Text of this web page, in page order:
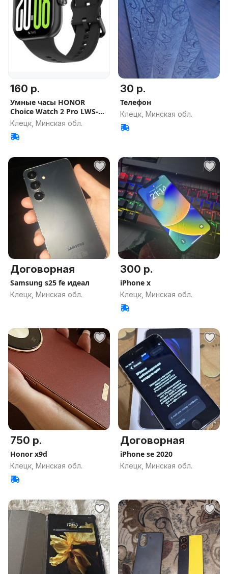
160 р.
Умные часы HONOR
Choice Watch 2 Pro LWS-
WB11 / 550
Клецк, Минская обл.
30 р.
Телефон
Клецк, Минская обл.
Договорная
Samsung s25 fe идеал
Клецк, Минская обл.
300 р.
iPhone x
Клецк, Минская обл.
750 р.
Honor x9d
Клецк, Минская обл.
Договорная
iPhone se 2020
Клецк, Минская обл.